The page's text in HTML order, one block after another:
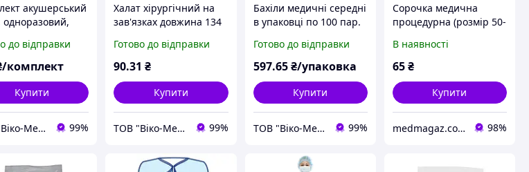
акушерський
до відправки
комплект
Купити
ТОВ "Віко-Мед" 99%
Халат хірургічний на
зав'язках довжина 134
35 г/м2 ) стерильний
Готово до відправки
90.31 ₴
Купити
ТОВ "Віко-Мед" 99%
Бахіли медичні середні
в упаковці по 100 пар.
нестерильні,
Готово до відправки
597.65 ₴/упаковка
Купити
ТОВ "Віко-Мед" 99%
Сорочка медична
процедурна (розмір 50-
нестерильна
В наявності
65₴
Купити
medmagaz.com.ua 98%